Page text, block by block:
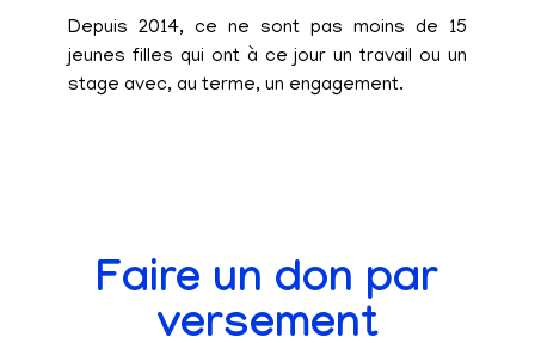
Depuis 2014, ce ne sont pas moins de 15
jeunes filles qui ont à ce jour un travail ou un
stage avec, au terme, un engagement.
Faire un don par
versement